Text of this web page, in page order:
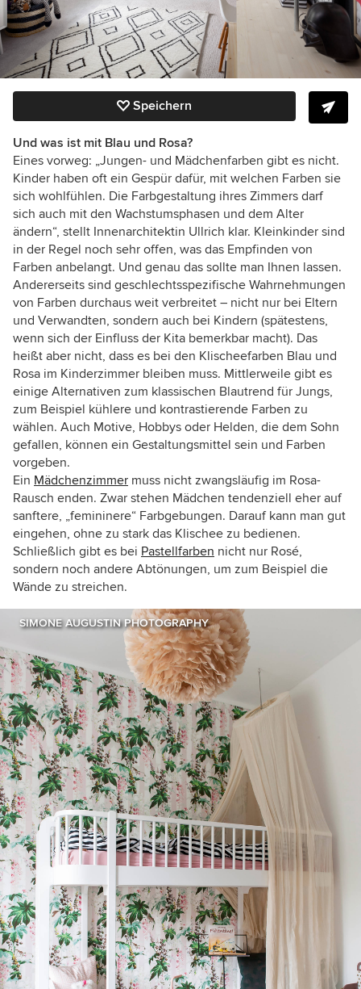
Speichern
Und was ist mit Blau und Rosa?
Eines vorweg: „Jungen- und Mädchenfarben gibt es nicht.
Kinder haben oft ein Gespür dafür, mit welchen Farben sie
sich wohlfühlen. Die Farbgestaltung ihres Zimmers darf
sich auch mit den Wachstumsphasen und dem Alter
ändern“, stellt Innenarchitektin Ullrich klar. Kleinkinder sind
in der Regel noch sehr offen, was das Empfinden von
Farben anbelangt. Und genau das sollte man Ihnen lassen.
Andererseits sind geschlechtsspezifische Wahrnehmungen
von Farben durchaus weit verbreitet – nicht nur bei Eltern
und Verwandten, sondern auch bei Kindern (spätestens,
wenn sich der Einfluss der Kita bemerkbar macht). Das
heißt aber nicht, dass es bei den Klischeefarben Blau und
Rosa im Kinderzimmer bleiben muss. Mittlerweile gibt es
einige Alternativen zum klassischen Blautrend für Jungs,
zum Beispiel kühlere und kontrastierende Farben zu
wählen. Auch Motive, Hobbys oder Helden, die dem Sohn
gefallen, können ein Gestaltungsmittel sein und Farben
vorgeben.
Ein Mädchenzimmer muss nicht zwangsläufig im Rosa-
Rausch enden. Zwar stehen Mädchen tendenziell eher auf
sanftere, „femininere“ Farbgebungen. Darauf kann man gut
eingehen, ohne zu stark das Klischee zu bedienen.
Schließlich gibt es bei Pastellfarben nicht nur Rosé,
sondern noch andere Abtönungen, um zum Beispiel die
Wände zu streichen.
SIMONE AUGUSTIN PHOTOGRAPHY